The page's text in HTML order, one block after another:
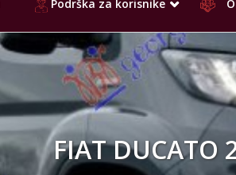
Podrška za korisnike
FIAT DUCATO